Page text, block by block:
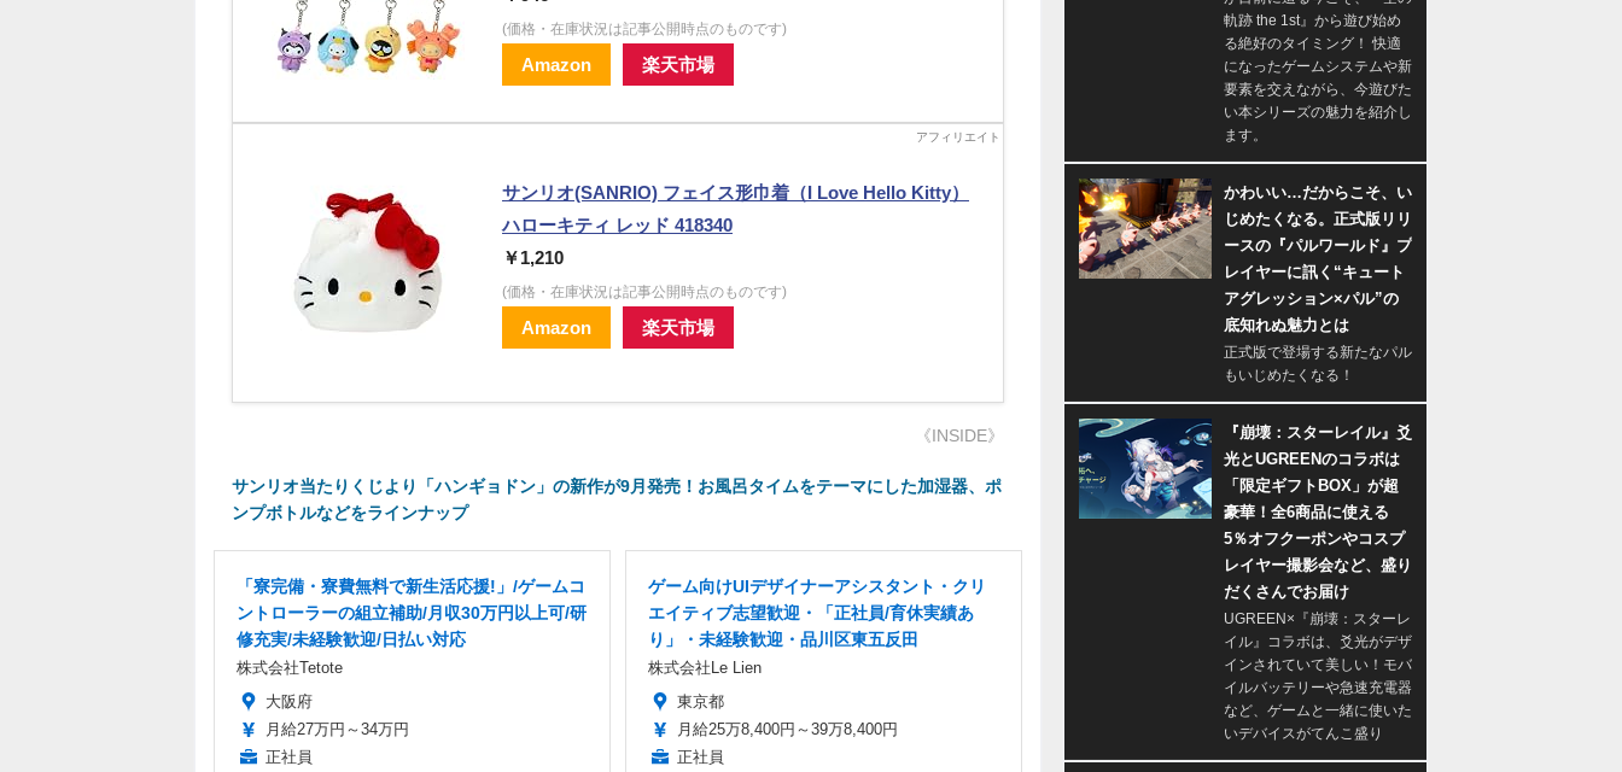
(価格・在庫状況は記事公開時点のものです)
Amazon 楽天市場
サンリオ(SANRIO) フェイス形巾着（I Love Hello Kitty）
ハローキティ レッド 418340
￥1,210
(価格・在庫状況は記事公開時点のものです)
Amazon 楽天市場
《INSIDE》
サンリオ当たりくじより「ハンギョドン」の新作が9月発売！お風呂タイムをテーマにした加湿器、ポ
ンプボトルなどをラインナップ
「寮完備・寮費無料で新生活応援!」/ゲームコ
ントローラーの組立補助/月収30万円以上可/研
修充実/未経験歓迎/日払い対応
株式会社Tetote
大阪府
月給27万円～34万円
正社員
ゲーム向けUIデザイナーアシスタント・クリ
エイティブ志望歓迎・「正社員/育休実績あ
り」・未経験歓迎・品川区東五反田
株式会社Le Lien
東京都
月給25万8,400円～39万8,400円
正社員
軌跡 the 1st』から遊び始め
る絶好のタイミング！ 快適
になったゲームシステムや新
要素を交えながら、今遊びた
い本シリーズの魅力を紹介し
ます。
かわいい…だからこそ、い
じめたくなる。正式版リリ
ースの『パルワールド』プ
レイヤーに訊く“キュート
アグレッション×パル”の
底知れぬ魅力とは
正式版で登場する新たなパル
もいじめたくなる！
『崩壊：スターレイル』爻
光とUGREENのコラボは
「限定ギフトBOX」が超
豪華！全6商品に使える
5％オフクーポンやコスプ
レイヤー撮影会など、盛り
だくさんでお届け
UGREEN×『崩壊：スターレ
イル』コラボは、爻光がデザ
インされていて美しい！モバ
イルバッテリーや急速充電器
など、ゲームと一緒に使いた
いデバイスがてんこ盛り